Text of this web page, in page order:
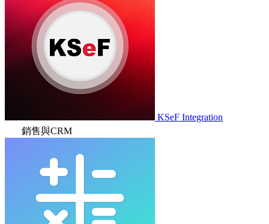
KSeF Integration
銷售與CRM